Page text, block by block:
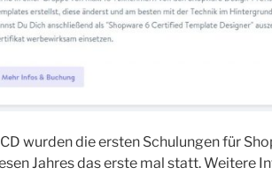
wurden die ersten Schulungen für
Jahres das erste mal statt. Weitere